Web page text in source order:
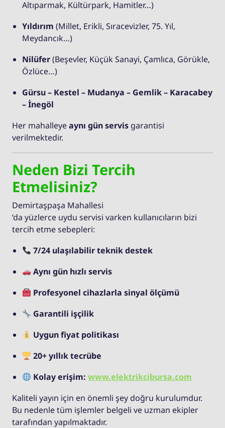
Altıparmak, Kültürpark, Hamitler…)
Yıldırım (Millet, Erikli, Sıracevizler, 75. Yıl,
Meydancık…)
Nilüfer(Beşevler, Küçük Sanayi, Çamlıca, Görükle,
Özlüce…)
Gürsu – Kestel – Mudanya – Gemlik – Karacabey
– İnegöl
Her mahalleyeaynı gün servis garantisi
verilmektedir.
Neden Bizi Tercih
Etmelisiniz?
Demirtaşpaşa Mahallesi
’da yüzlerce uydu servisi varken kullanıcıların bizi
tercih etme sebepleri:
7/24 ulaşılabilir teknik destek
Aynı gün hızlı servis
Profesyonel cihazlarla sinyal ölçümü
Garantili işçilik
Uygun fiyat politikası
20+ yıllık tecrübe
Kolay erişim:www.elektrikcibursa.com
Kaliteli yayın için en önemli şey doğru kurulumdur.
Bu nedenle tüm işlemler belgeli ve uzman ekipler
tarafından yapılmaktadır.